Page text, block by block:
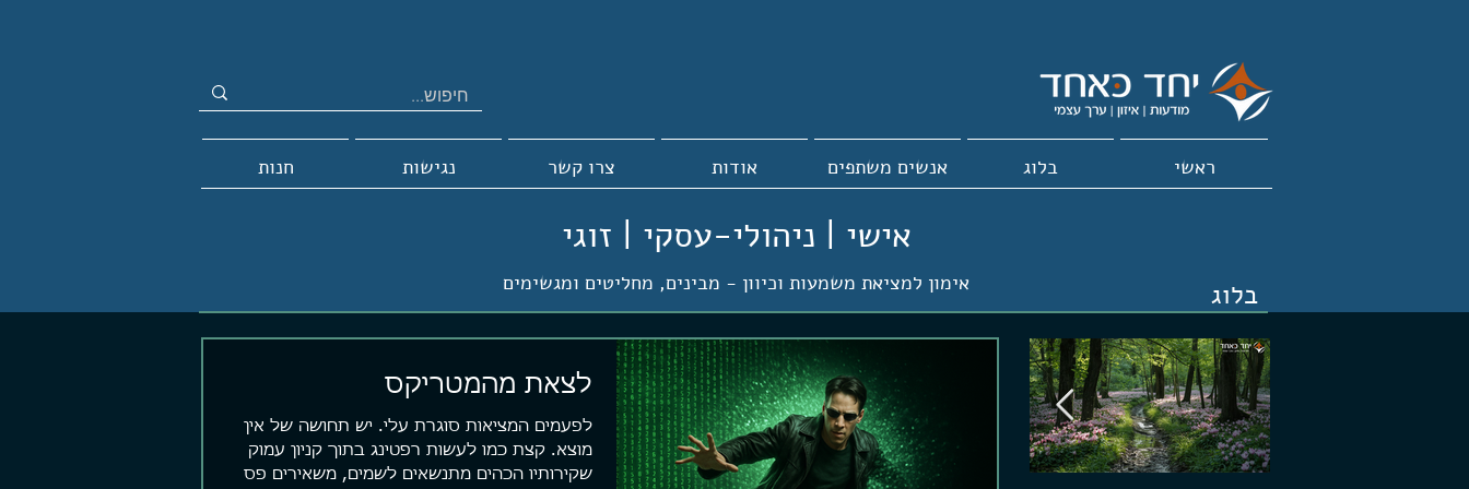
ראשי בלוג אנשים משתפים אודות צרו קשר נגישות חנות
אישי | ניהולי-עסקי | זוגי
אימון למציאת משמעות וכיוון - מבינים, מחליטים ומגשימים בלוג
לצאת מהמטריקס
לפעמים המציאות סוגרת עלי. יש תחושה של אין
מוצא. קצת כמו לעשות רפטינג בתוך קניון עמוק
שקירותיו הכהים מתנשאים לשמים, משאירים פס